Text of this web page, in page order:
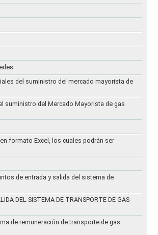
del suministro del mercado mayorista de
suministro del Mercado Mayorista de gas
formato Excel, los cuales podrán ser
de entrada y salida del sistema de
DEL SISTEMA DE TRANSPORTE DE GAS
de remuneración de transporte de gas